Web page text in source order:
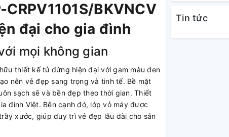
BKVNCV
đại cho gia đình
mọi không gian
thiết kế tủ đứng hiện đại với gam màu đen
nên vẻ đẹp sang trọng và tinh tế. Bề mặt
sạch sẽ và bền đẹp theo thời gian. Thiết
đình Việt. Bên cạnh đó, lớp vỏ máy được
xước, giúp duy trì vẻ đẹp lâu dài cho sản
Tin tức